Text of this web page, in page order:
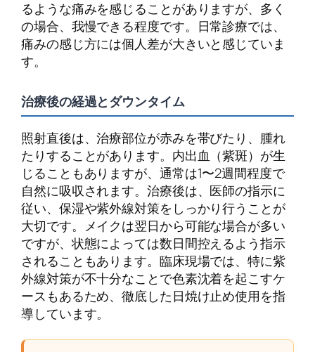
るような痛みを感じることがありますが、多く
の場合、我慢できる程度です。日常診療では、
痛みの感じ方には個人差が大きいと感じていま
す。
治療後の経過とダウンタイム
照射直後は、治療部位が赤みを帯びたり、腫れ
たりすることがあります。内出血（紫斑）が生
じることもありますが、通常は1〜2週間程度で
自然に吸収されます。治療後は、医師の指示に
従い、保湿や紫外線対策をしっかり行うことが
大切です。メイクは翌日から可能な場合が多い
ですが、状態によっては数日間控えるよう指示
されることもあります。臨床現場では、特に紫
外線対策が不十分なことで色素沈着を起こすケ
ースもあるため、徹底した日焼け止め使用を指
導しています。